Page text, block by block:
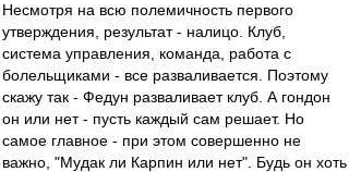
Несмотря на всю полемичность первого
утверждения, результат - налицо. Клуб,
система управления, команда, работа с
болельщиками - все разваливается. Поэтому
скажу так - Федун разваливает клуб. А гондон
он или нет - пусть каждый сам решает. Но
самое главное - при этом совершенно не
важно, "Мудак ли Карпин или нет". Будь он хоть